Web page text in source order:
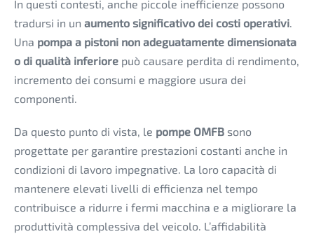
In questi contesti, anche piccole inefficienze possono
tradursi in un aumento significativo dei costi operativi
Una pompa a pistoni non adeguatamente dimensionata
o di qualità inferiore può causare perdita di rendimento,
incremento dei consumi e maggiore usura dei
componenti.
Da questo punto di vista, le pompe OMFB sono
progettate per garantire prestazioni costanti anche in
condizioni di lavoro impegnative. La loro capacità di
mantenere elevati livelli di efficienza nel tempo
contribuisce a ridurre i fermi macchina e a migliorare la
produttività complessiva del veicolo. L’affidabilità